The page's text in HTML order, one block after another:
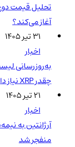
آغاز می‌کند؟
۳۱ تیر ۱۴۰۵
اخبار
چقدر XRP نیاز دارید؟
۲۱ تیر ۱۴۰۵
اخبار
منفجر شد